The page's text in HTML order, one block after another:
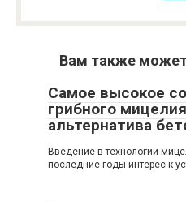
Вам также
Самое высокое
грибного
альтернатива
Введение в технологии
последние годы интерес к